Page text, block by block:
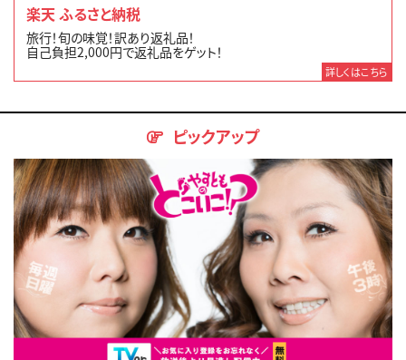
楽天 ふるさと納税
旅行！旬の味覚！訳あり返礼品！
自己負担2,000円で返礼品をゲット！
詳しくはこちら
ピックアップ